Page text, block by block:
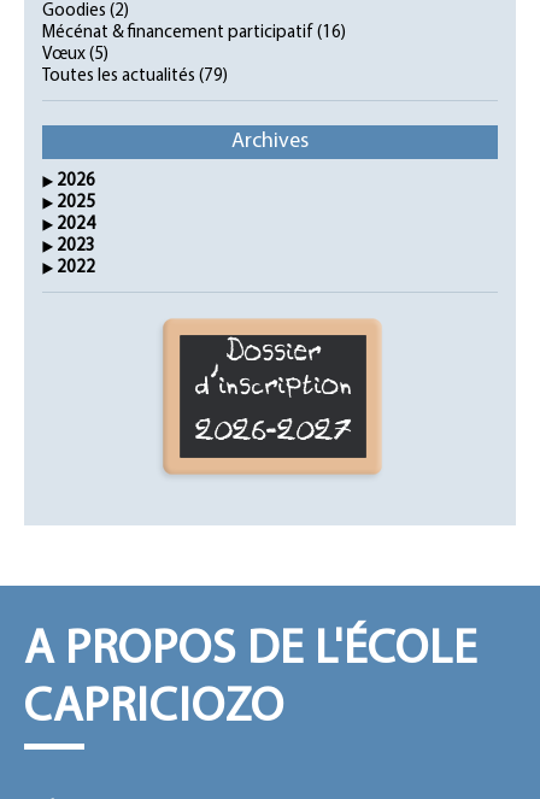
Goodies (2)
Mécénat & financement participatif (16)
Vœux (5)
Toutes les actualités (79)
Archives
2026
2025
2024
2023
2022
Dossier
d'inscription
2026-2027
A PROPOS DE L'ÉCOLE
CAPRICIOZO